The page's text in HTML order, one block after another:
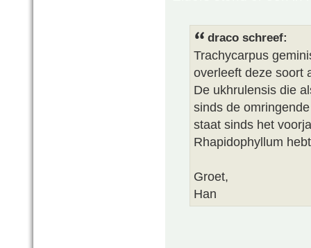
draco schreef:
Trachycarpus
overleeft deze soort
De ukhrulensis die
sinds de
staat sinds het
Rhapidophyllum
Groet,
Han